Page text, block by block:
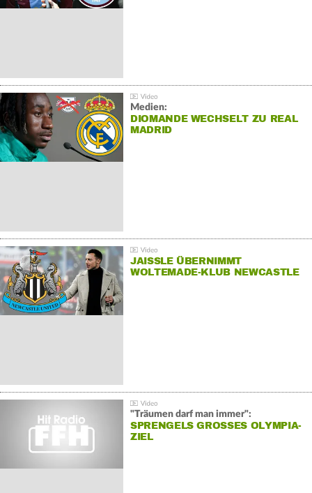
Medien:
DIOMANDE WECHSELT ZU REAL
MADRID
JAISSLE ÜBERNIMMT
WOLTEMADE-KLUB NEWCASTLE
"Träumen darf man immer":
SPRENGELS GROSSES OLYMPIA-Z
IEL